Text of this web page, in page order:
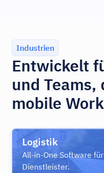
Industrien
Entwickelt
und Teams,
mobile
Logistik
All-in-One Software
Dienstleister.